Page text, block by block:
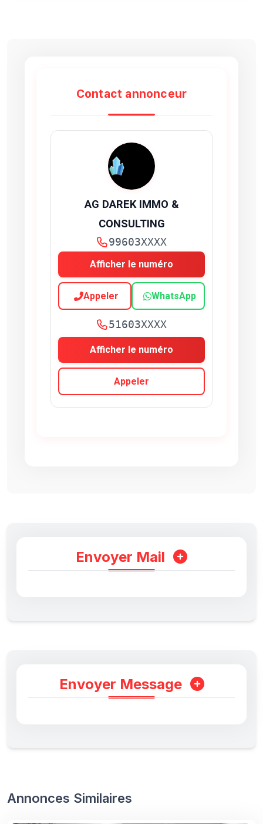
Contact annonceur
AG DAREK IMMO &
CONSULTING
99603XXXX
Afficher le numéro
Appeler WhatsApp
51603XXXX
Afficher le numéro
Appeler
Envoyer Mail
Envoyer Message
Annonces Similaires